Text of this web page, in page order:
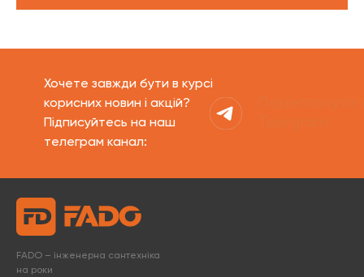
Хочете завжди бути в курсі
корисних новин і акцій?
Підписуйтесь на наш
телеграм канал:
FADO – інженерна сантехніка
на роки